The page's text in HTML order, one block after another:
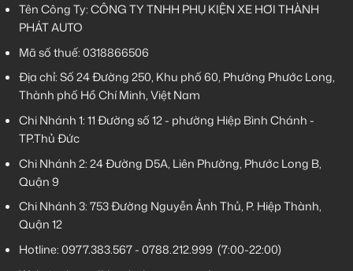
Tên Công Ty: CÔNG TY TNHH PHỤ KIỆN XE HƠI THÀNH
PHÁT AUTO
Mã số thuế: 0318866506
Địa chỉ: Số 24 Đường 250, Khu phố 60, Phường Phước Long,
Thành phố Hồ Chí Minh, Việt Nam
Chi Nhánh 1:11 Đường số 12 - phường Hiệp Bình Chánh -
TP.Thủ Đức
Chi Nhánh 2:24 Đường D5A, Liên Phường, Phước Long B,
Quận 9
Chi Nhánh 3:753 Đường Nguyễn Ảnh Thủ, P. Hiệp Thành,
Quận 12
Hotline:0977.383.567-0788.212.999 (7:00-22:00)